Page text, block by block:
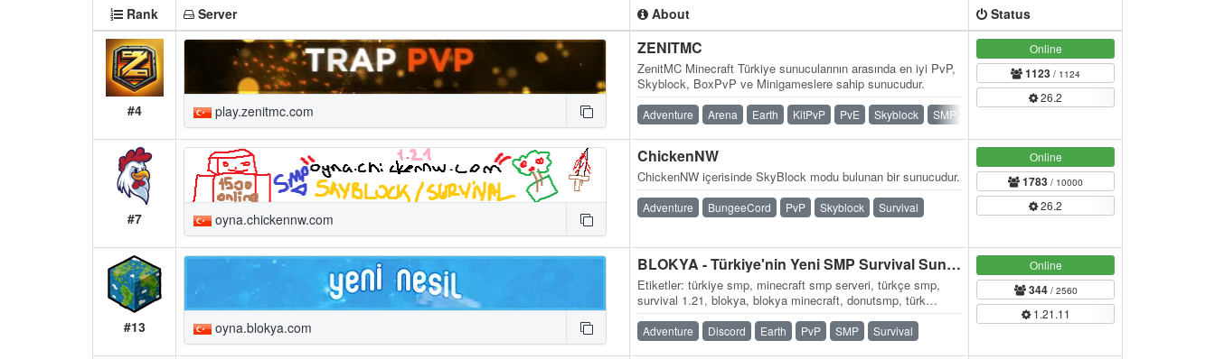
Rank Server About Status
#4 play.zenitmc.com
ZENITMC
ZenitMC Minecraft Türkiye sunucularının arasında en iyi PvP,
Skyblock, BoxPvP ve Minigameslere sahip sunucudur.
Adventure Arena Earth KitPvP PvE Skyblock SMP
Online
1123 / 1124
26.2
#7 oyna.chickennw.com
ChickenNW
ChickenNW içerisinde SkyBlock modu bulunan bir sunucudur.
Adventure BungeeCord PvP Skyblock Survival
Online
1783 / 10000
26.2
#13 oyna.blokya.com
BLOKYA - Türkiye'nin Yeni SMP Survival Sunucusu
Etiketler: türkiye smp, minecraft smp serveri, türkçe smp,
survival 1.21, blokya, blokya minecraft, donutsmp, türk
minecraft smp serverleri, survival…
Adventure Discord Earth PvP SMP Survival
Online
344/ 2560
1.21.11